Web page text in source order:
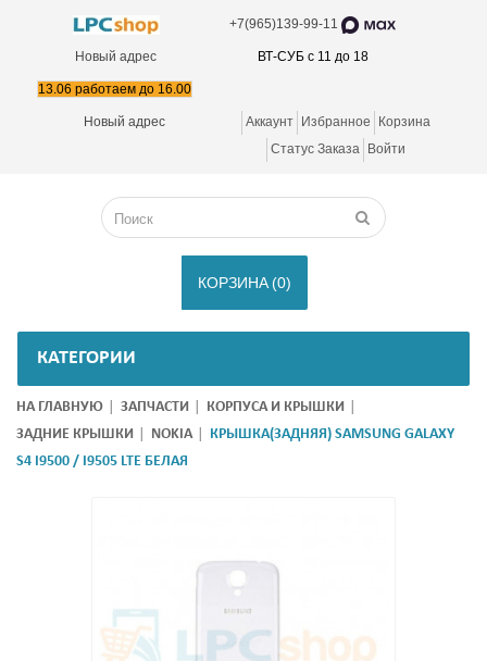
+7(965)139-99-11
Новый адрес ВТ-СУБ с 11 до 18
13.06 работаем до 16.00
Новый адрес Аккаунт Избранное
Корзина
Статус Заказа
Войти
КОРЗИНА (0)
КАТЕГОРИИ
НА ГЛАВНУЮ ЗАПЧАСТИ
КОРПУСА И КРЫШКИ
ЗАДНИЕ КРЫШКИ
NOKIA
КРЫШКА(ЗАДНЯЯ) SAMSUNG GALAXY
S4 I9500 / I9505 LTE БЕЛАЯ